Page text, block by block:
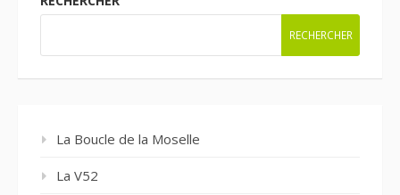
RECHERCHER
La Boucle de la Moselle
La V52